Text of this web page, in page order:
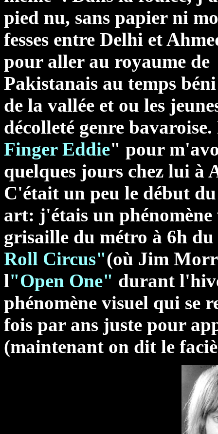
pied nu, sans papier ni
fesses entre Delhi et
pour aller au royaume
Pakistanais au temps
de la vallée et ou les
décolleté genre bavaroise.
Finger Eddie" pour
quelques jours chez lui à
C'était un peu le début
art: j'étais un
grisaille du métro à 6h
Roll Circus"(où Jim
l"Open One" durant
phénomène visuel qui se
fois par ans juste pour
(maintenant on dit le